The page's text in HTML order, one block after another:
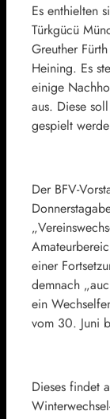
Es enthielten
Türkgücü
Greuther
Heining. Es
einige
aus. Diese
gespielt
Der BFV-
einer
demnach
ein
vom 30. Juni
Dieses findet